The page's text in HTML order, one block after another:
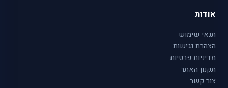
אודות
תנאי שימוש
הצהרת נגישות
מדיניות פרטיות
תקנון האתר
צור קשר